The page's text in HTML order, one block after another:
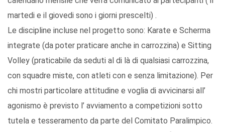
martedi e il giovedi sono i giorni prescelti) .
Le discipline incluse nel progetto sono: Karate e Scherma
integrate (da poter praticare anche in carrozzina) e Sitting
Volley (praticabile da seduti al di là di qualsiasi carrozzina,
con squadre miste, con atleti con e senza limitazione). Per
chi mostri particolare attitudine e voglia di avvicinarsi all’
agonismo è previsto l’ avviamento a competizioni sotto
tutela e tesseramento da parte del Comitato Paralimpico.